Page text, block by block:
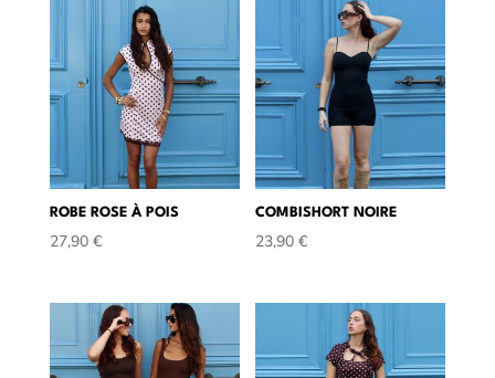
ROBE ROSE À POIS
27,90 €
COMBISHORT NOIRE
23,90€